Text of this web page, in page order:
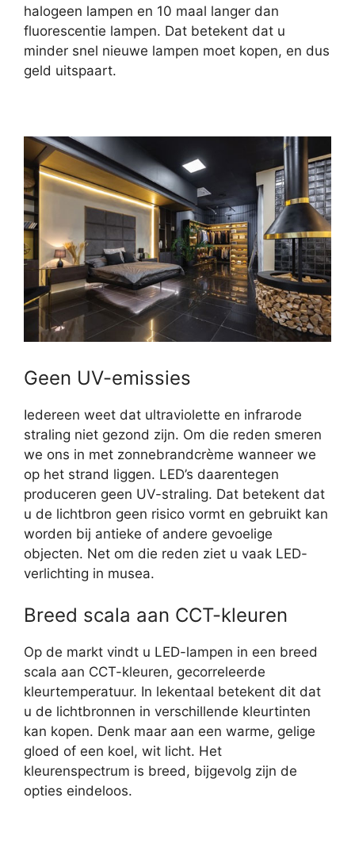
halogeen lampen en 10 maal langer dan
fluorescentie lampen. Dat betekent dat u
minder snel nieuwe lampen moet kopen, en dus
geld uitspaart.
Geen UV-emissies
Iedereen weet dat ultraviolette en infrarode
straling niet gezond zijn. Om die reden smeren
we ons in met zonnebrandcrème wanneer we
op het strand liggen. LED’s daarentegen
produceren geen UV-straling. Dat betekent dat
u de lichtbron geen risico vormt en gebruikt kan
worden bij antieke of andere gevoelige
objecten. Net om die reden ziet u vaak LED-
verlichting in musea.
Breed scala aan CCT-kleuren
Op de markt vindt u LED-lampen in een breed
scala aan CCT-kleuren, gecorreleerde
kleurtemperatuur. In lekentaal betekent dit dat
u de lichtbronnen in verschillende kleurtinten
kan kopen. Denk maar aan een warme, gelige
gloed of een koel, wit licht. Het
kleurenspectrum is breed, bijgevolg zijn de
opties eindeloos.